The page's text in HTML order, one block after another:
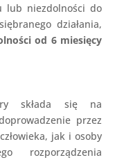
lub niezdolności do
działania,
od 6 miesięcy
składa się na
przez
jak i osoby
rozporządzenia